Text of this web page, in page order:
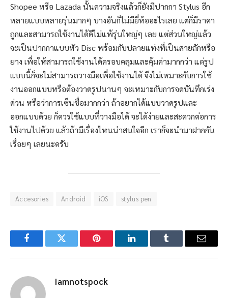
Shopee หรือ Lazada นั้นความจริงแล้วก็ยังมีปากกา Stylus อีก
หลายแบบหลายรุ่นมากๆ บางอันก็ไม่มียี่ห้ออะไรเลย แต่ก็มีราคา
ถูกและสามารถใช้งานได้ดีไม่แพ้รุ่นใหญ่ๆ เลย แต่ส่วนใหญ่แล้ว
จะเป็นปากกาแบบหัว Disc พร้อมกับปลายแท่งที่เป็นสายถักหรือ
ยาง เพื่อให้สามารถใช้งานได้ครอบคลุมและคุ้มค่ามากกว่า แต่รูป
แบบนี้ก็จะไม่สามารถวางมือเพื่อใช้งานได้ จึงไม่เหมาะกับการใช้
งานออกแบบหรือต้องวาดรูปนานๆ จะเหมาะกับการจดบันทึกเร่ง
ด่วน หรือว่าการเซ็นชื่อมากกว่า ถ้าอยากได้แบบวาดรูปและ
ออกแบบด้วย ก็ควรใช้แบบที่วางมือได้ จะได้ง่ายและสะดวกต่อการ
ใช้งานไปด้วย แล้วถ้ามีเรื่องไหนน่าสนใจอีก เราก็จะนำมาฝากกัน
เรื่อยๆ เลยนะครับ
Accesories Android iOS stylus pen
FacebookTwitter Pinterest LinkedInTumblr Email
Iamnotspock